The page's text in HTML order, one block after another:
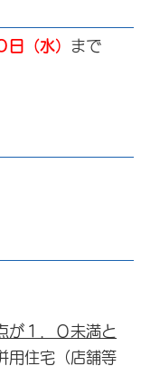
（水） まで
が１．０未満と
用住宅（店舗等